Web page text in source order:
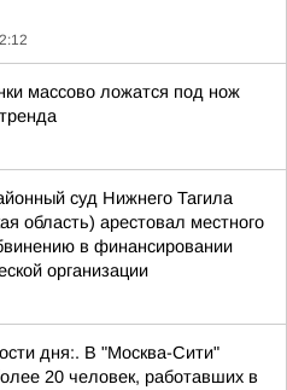
массово ложатся под нож
суд Нижнего Тагила
область) арестовал местного
в финансировании
организации
дня:. В "Москва-Сити"
20 человек, работавших в